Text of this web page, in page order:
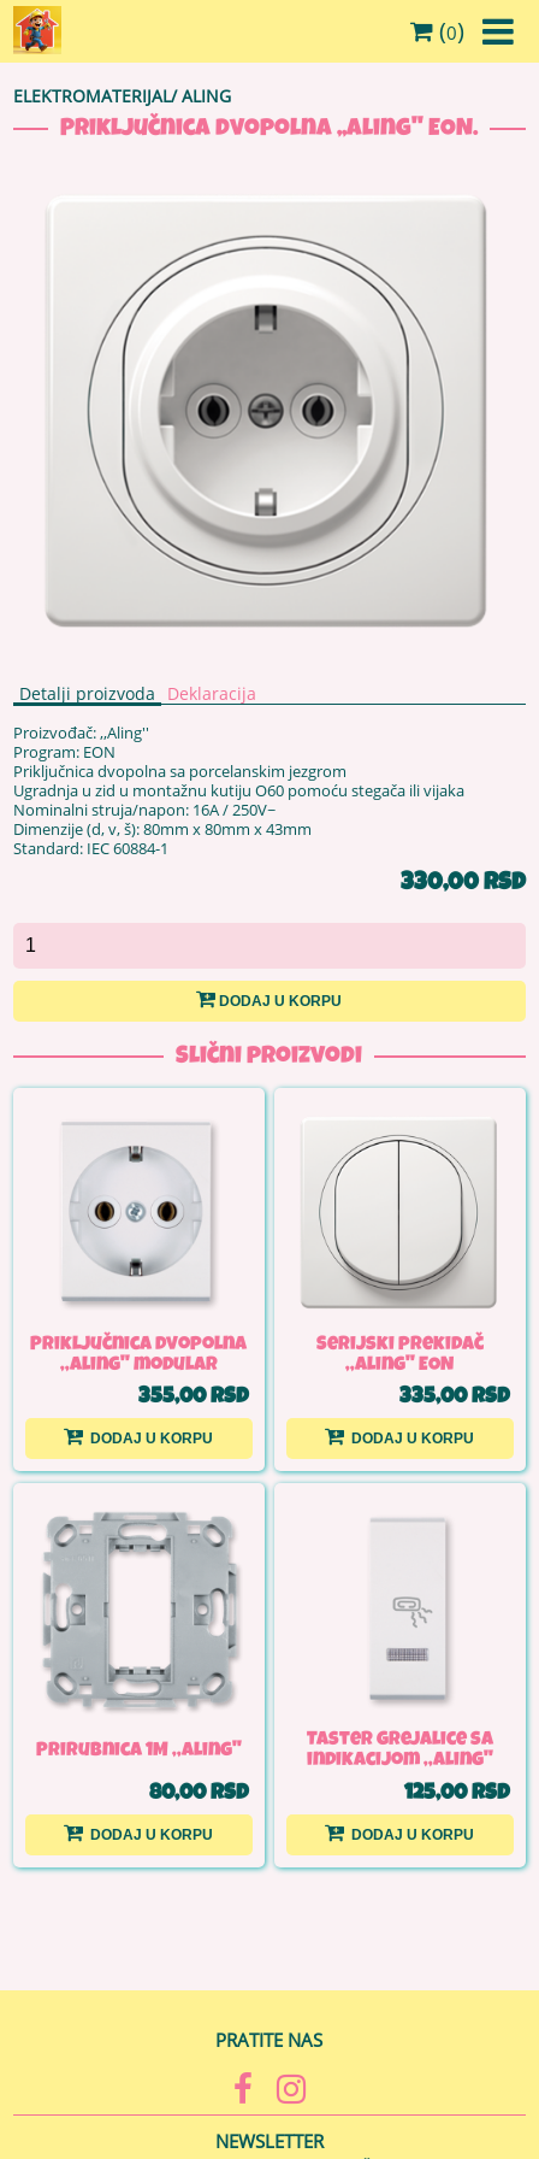
(0)
ELEKTROMATERIJAL/ALING
Priključnica dvopolna ,,Aling'' EON.
Detalji proizvoda Deklaracija
Proizvođač: ,,Aling''
Program: EON
Priključnica dvopolna sa porcelanskim jezgrom
Ugradnja u zid u montažnu kutiju O60 pomoću stegača ili vijaka
Nominalni struja/napon: 16A / 250V~
Dimenzije (d, v, š): 80mm x 80mm x 43mm
Standard: IEC 60884-1
330,00 RSD
DODAJ U KORPU
Slični proizvodi
Priključnica dvopolna
,,Aling'' modular
355,00 RSD
DODAJ U KORPU
Serijski prekidač
,,Aling'' EON
335,00 RSD
DODAJ U KORPU
Prirubnica 1M ,,Aling''
80,00 RSD
DODAJ U KORPU
Taster grejalice sa
indikacijom ,,Aling''
125,00 RSD
DODAJ U KORPU
PRATITE NAS
NEWSLETTER